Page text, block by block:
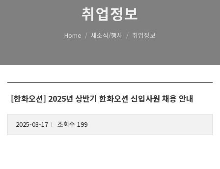
취업정보
Home 새소식/행사 취업정보
[한화오션] 2025년 상반기 한화오션 신입사원 채용 안내
2025-03-17 조회수 199